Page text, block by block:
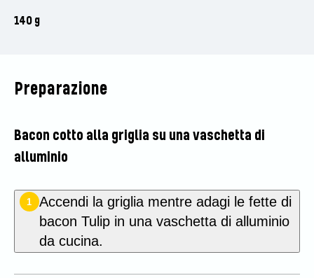
140 g
Preparazione
Bacon cotto alla griglia su una vaschetta di
alluminio
1
Accendi la griglia mentre adagi le fette di
bacon Tulip in una vaschetta di alluminio
da cucina.